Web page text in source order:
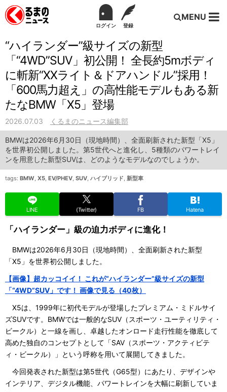
ログイン 登録
MENU
“ハイランダー”級サイズの新型
「“4WD”SUV」初公開！ 全長約5mボディ
に斬新“XXライト＆ドアハンドル”採用！
「600馬力超え」の高性能モデルもある新
たなBMW「X5」登場
2026.07.03 くるまのニュース編集部
BMWは2026年6月30日（現地時間）、全面刷新された新型「X5」
を世界初公開しました。第5世代へと進化し、5種類のパワートレイ
ンを用意した新型SUVは、どのようなモデルなのでしょうか。
tags: BMW, X5, EV/PHEV, SUV, ハイブリッド, 新型車
LINE (Twitter) FB Hatena
「ハイランダー」級の迫力ボディに進化！
BMWは2026年6月30日（現地時間）、全面刷新された新型
「X5」を世界初公開しました。
【画像】超カッコイイ！ これが“ハイランダー”級サイズの新型
「“4WD”SUV」です！ 画像で見る（40枚）
X5は、1999年に初代モデルが登場したプレミアム・ミドルサイ
ズSUVです。BMWでは一般的なSUV（スポーツ・ユーティリティ・
ビークル）と一線を画し、卓越したオンロード走行性能を徹底して
高めた独自のコンセプトとして「SAV（スポーツ・アクティビテ
ィ・ビークル）」という呼称を用いて展開してきました。
今回発表された新型は第5世代（G65型）にあたり、デザインや
インテリア、デジタル機能、パワートレインを大幅に刷新していま